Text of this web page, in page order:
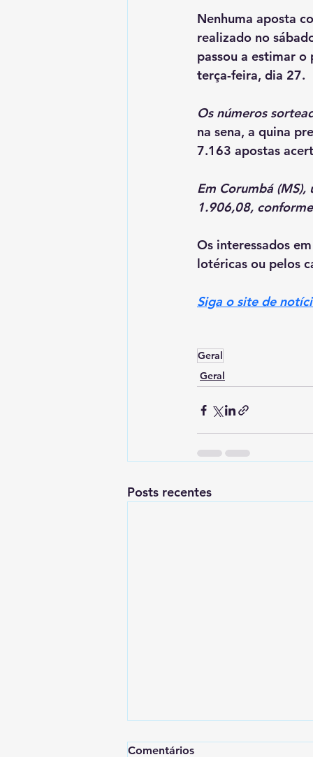
Nenhuma aposta
realizado no
passou a estimar
terça-feira, dia 27.
Os números
na sena, a quina
7.163 apostas
Em Corumbá
1.906,08,
Os interessados
lotéricas ou pelos
Siga o site de
Geral
Geral
Posts recentes
Comentários